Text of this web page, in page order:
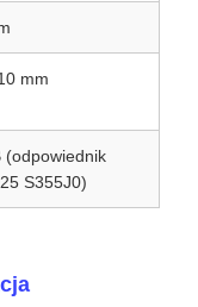
mm
(odpowiednik
S355J0)